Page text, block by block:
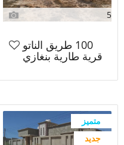
5
100 طريق الناتو
قرية طارية بنغازي
متميز
جديد